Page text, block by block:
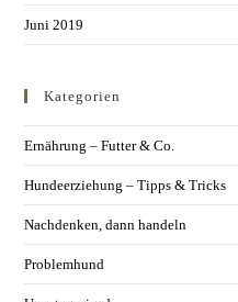
Juni 2019
Kategorien
Ernährung – Futter & Co.
Hundeerziehung – Tipps & Tricks
Nachdenken, dann handeln
Problemhund